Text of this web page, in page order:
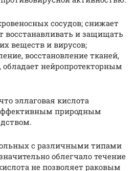
сосудов; снижает
восстанавливать и защищать
веществ и вирусов;
восстановление тканей,
обладает нейропротекторным
эллаговая кислота
природным
с различными типами
облегчало течение
не позволяет раковым